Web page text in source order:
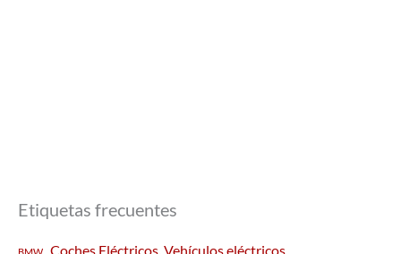
Etiquetas frecuentes
Coches Eléctricos. Vehículos eléctricos